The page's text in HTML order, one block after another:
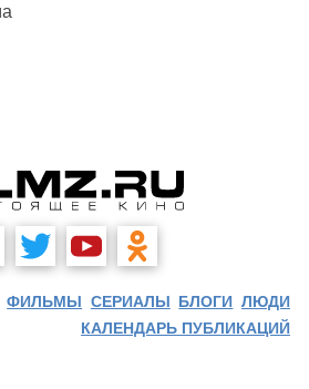
ФИЛЬМЫ СЕРИАЛЫ БЛОГИ ЛЮДИ
КАЛЕНДАРЬ ПУБЛИКАЦИЙ